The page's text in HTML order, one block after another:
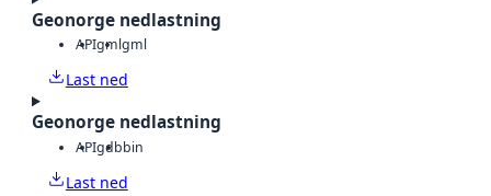
Geonorge nedlastning
APIgmlgml
Last ned
Geonorge nedlastning
APIgdbbin
Last ned